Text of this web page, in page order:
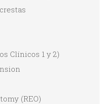
Clínicos 1 y 2)
(REO)